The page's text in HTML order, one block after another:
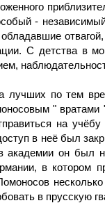
-
С детства в
лучших по тем
"
на
в неё был
академии он был
в
в прусскую